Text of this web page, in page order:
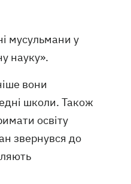
мусульмани у
науку».
вони
школи. Також
освіту
звернувся до